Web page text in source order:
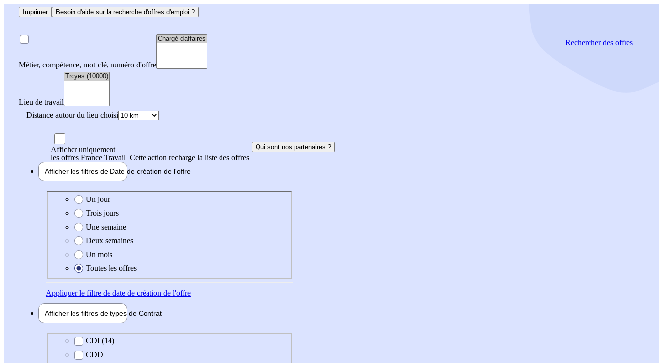
Imprimer Besoin d'aide sur la recherche d'offres d'emploi ?
Métier, compétence, mot-clé, numéro d'offre
Lieu de travail
Distance autour du lieu choisi
Rechercherdes offres
Afficher uniquement
les offres France Travail Cette action recharge la liste des offres
Qui sont nos partenaires ?
Afficher les filtres de Date de création de l'offre
Date de création de l'offre
Un jour
Trois jours
Une semaine
Deux semaines
Un mois
Toutes les offres
Appliquerle filtre de date de création de l'offre
Afficher les filtres de types de Contrat
Type de contratCDI (14)
CDD